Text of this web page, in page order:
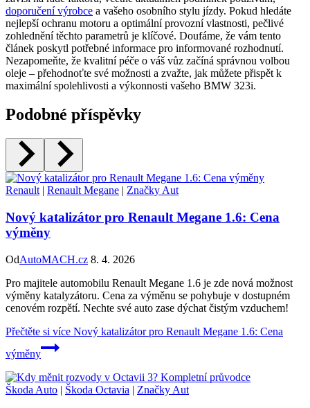
doporučení ​výrobce a vašeho osobního stylu jízdy. Pokud hledáte
nejlepší‍ ochranu motoru a ‍optimální provozní⁣ vlastnosti, pečlivé
‌zohlednění těchto parametrů ⁤je klíčové. Doufáme,‍ že vám ⁣tento
článek poskytl potřebné informace pro informované‌ rozhodnutí.
Nezapomeňte, že ‌kvalitní péče o váš vůz začíná správnou volbou
⁣oleje – přehodnoťte své možnosti a ​zvažte, jak ⁤můžete přispět ‌k
maximální spolehlivosti a výkonnosti vašeho BMW 323i.
Podobné příspěvky
Renault | Renault Megane | Značky Aut
Nový katalizátor pro Renault Megane 1.6: Cena
výměny
OdAutoMACH.cz 8. 4. 2026
Pro majitele automobilu Renault Megane 1.6 je zde nová možnost
výměny katalyzátoru. Cena za výměnu se pohybuje v dostupném
cenovém rozpětí. Nechte své auto zase dýchat čistým vzduchem!
Přečtěte si více Nový katalizátor pro Renault Megane 1.6: Cena
výměny
Škoda Auto | Škoda Octavia | Značky Aut